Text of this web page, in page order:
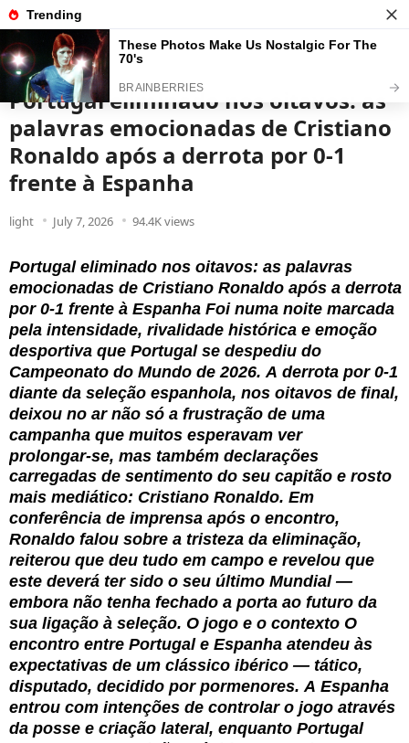
News
Read the best every day
Portugal eliminado nos oitavos: as
palavras emocionadas de Cristiano
Ronaldo após a derrota por 0-1
frente à Espanha
light July 7, 2026 94.4K views